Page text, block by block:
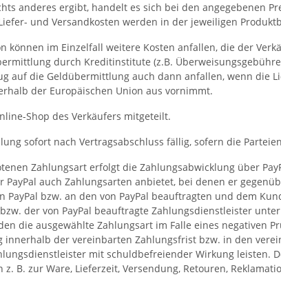
anderes ergibt, handelt es sich bei den angegebenen
und Versandkosten werden in der jeweiligen
können im Einzelfall weitere Kosten anfallen, die der
durch Kreditinstitute (z.B.
auf die Geldübermittlung auch dann anfallen, wenn
der Europäischen Union aus vornimmt.
Shop des Verkäufers mitgeteilt.
sofort nach Vertragsabschluss fällig, sofern die
Zahlungsart erfolgt die Zahlungsabwicklung über
auch Zahlungsarten anbietet, bei denen er
bzw. an den von PayPal beauftragten und dem
der von PayPal beauftragte Zahlungsdienstleister
die ausgewählte Zahlungsart im Falle eines negativen
der vereinbarten Zahlungsfrist bzw. in den
mit schuldbefreiender Wirkung leisten.
B. zur Ware, Lieferzeit, Versendung, Retouren,